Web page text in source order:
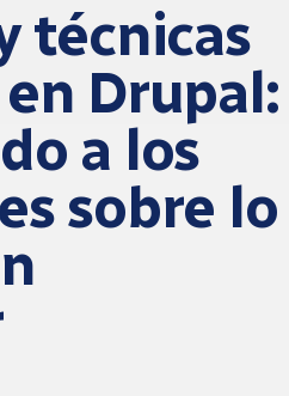
técnicas
en Drupal:
a los
sobre lo